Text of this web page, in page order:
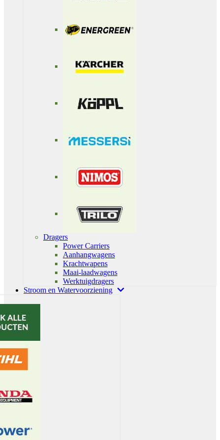
Dragers
Power Carriers
Aanhangwagens
Krachtwapens
Maai-laadwagens
Werktuigdragers
Stroom en Watervoorziening